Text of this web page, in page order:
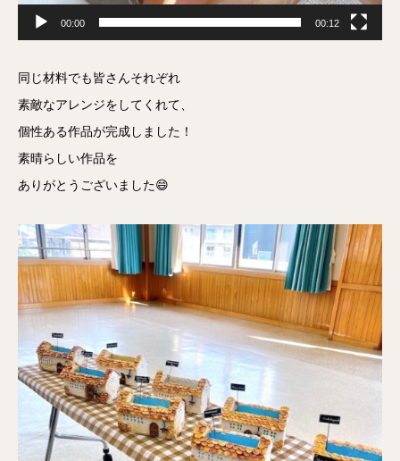
00:00 00:12
同じ材料でも皆さんそれぞれ
素敵なアレンジをしてくれて、
個性ある作品が完成しました！
素晴らしい作品を
ありがとうございました😄